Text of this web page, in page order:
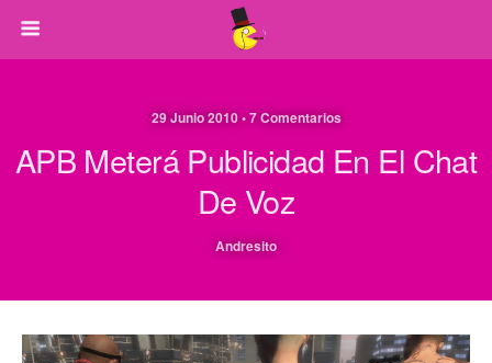
29 Junio 2010 • 7 Comentarios
APB Meterá Publicidad En El Chat
De Voz
Andresito